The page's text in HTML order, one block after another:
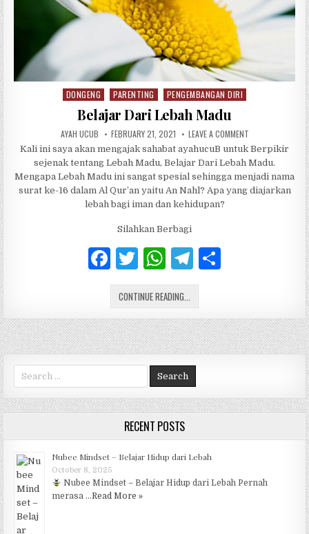
Posted in
DONGENG PARENTING PENGEMBANGAN DIRI
Belajar Dari Lebah Madu
AUTHOR:
AYAH UCUB PUBLISHED DATE:
FEBRUARY 21, 2021 LEAVE A COMMENTON BELAJAR DARI
Kali ini saya akan mengajak sahabat ayahucuB untuk Berpikir
sejenak tentang Lebah Madu, Belajar Dari Lebah Madu.
Mengapa Lebah Madu ini sangat spesial sehingga menjadi nama
surat ke-16 dalam Al Qur’an yaitu An Nahl? Apa yang diajarkan
lebah bagi iman dan kehidupan?
Silahkan Berbagi
F
a
c
e
b
o
o
k
T
w
it
te
r
W
h
at
s
A
p
p
T
el
e
g
ra
m
e
CONTINUE READING...
Search for:
RECENT POSTS
Nubee Mindset – Belajar Hidup dari Lebah
October 8, 2025
Nubee Mindset – Belajar Hidup dari Lebah Pernah
merasa …Read More »